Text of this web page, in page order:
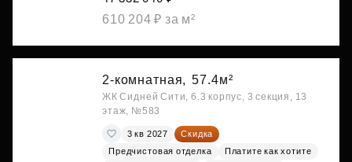
610 204 ₽ за м²
2-комнатная, 57.4м²
ЖК Сидней Сити, 6.3 корпус, 3 секция, 13
этаж, №583
3 кв 2027
Скидка
Предчистовая отделка
Платите как хотите